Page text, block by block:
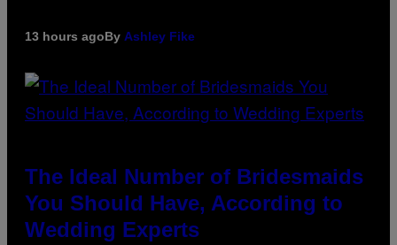
13 hours agoBy Ashley Fike
The Ideal Number of Bridesmaids
You Should Have, According to
Wedding Experts